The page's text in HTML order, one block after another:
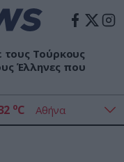
τους Τούρκους
Έλληνες που
oC